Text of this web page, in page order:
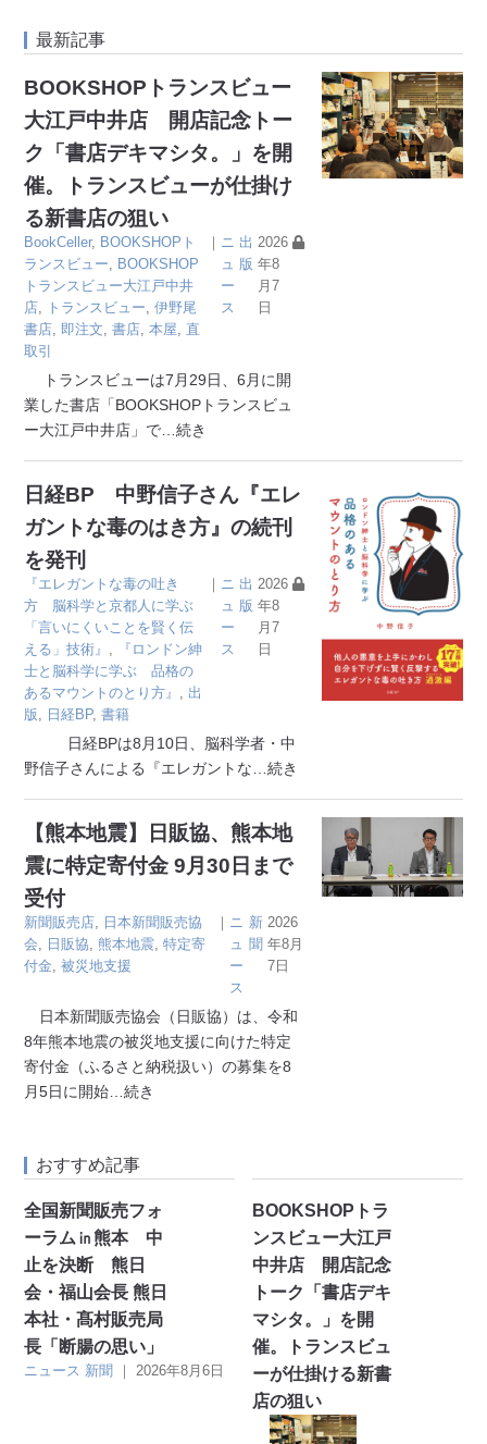
最新記事
BOOKSHOPトランスビュー
大江戸中井店 開店記念トー
ク「書店デキマシタ。」を開
催。トランスビューが仕掛け
る新書店の狙い
BookCeller, BOOKSHOPト
ランスビュー, BOOKSHOP
トランスビュー大江戸中井
店, トランスビュー,伊野尾
書店, 即注文,書店,本屋, 直
取引
｜ ニ
ュ
ー
ス
出
版
2026
年8
月7
日
トランスビューは7月29日、6月に開
業した書店「BOOKSHOPトランスビュ
ー大江戸中井店」で …続き
日経BP 中野信子さん『エレ
ガントな毒のはき方』の続刊
を発刊
『エレガントな毒の吐き
方 脳科学と京都人に学ぶ
「言いにくいことを賢く伝
える」技術』 ,
『ロンドン紳
士と脳科学に学ぶ 品格の
あるマウントのとり方』 , 出
版, 日経BP,書籍
｜ ニ
ュ
ー
ス
出
版
2026
年8
月7
日
日経BPは8月10日、脳科学者・中
野信子さんによる『エレガントな …続き
【熊本地震】日販協、熊本地
震に特定寄付金 9月30日まで
受付
新聞販売店, 日本新聞販売協
会, 日販協, 熊本地震,特定寄
付金,被災地支援
｜ ニ
ュ
ー
ス
新
聞
2026
年8月
7日
日本新聞販売協会（日販協）は、令和
8年熊本地震の被災地支援に向けた特定
寄付金（ふるさと納税扱い）の募集を8
月5日に開始 …続き
おすすめ記事
全国新聞販売フォ
ーラム㏌熊本 中
止を決断 熊日
会・福山会長 熊日
本社・髙村販売局
長「断腸の思い」
ニュース 新聞 ｜2026年8月6日
BOOKSHOPトラ
ンスビュー大江戸
中井店 開店記念
トーク「書店デキ
マシタ。」を開
催。トランスビュ
ーが仕掛ける新書
店の狙い